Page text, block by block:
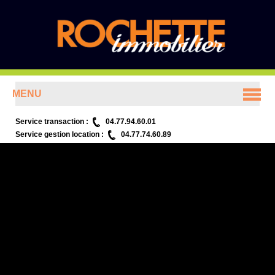
MENU
ANNONCES
Service transaction :
04.77.94.60.01
Service gestion location :
04.77.74.60.89